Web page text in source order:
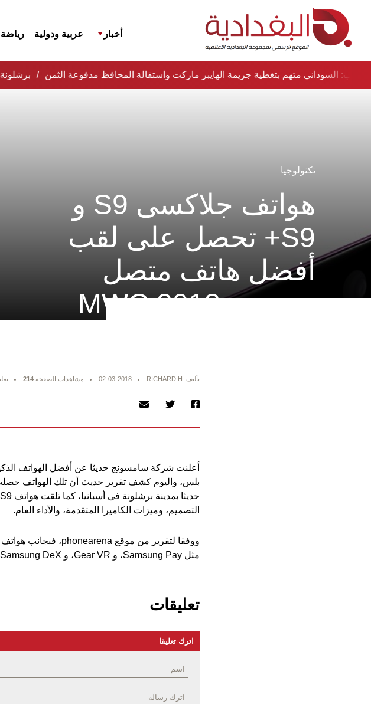
أخبار عربية ودولية رياضة
نواب: السوداني متهم بتغطية جريمة الهايبر ماركت واستقالة المحافظ مدفوعة الثمن
تكنولوجيا
هواتف جلاكسى S9 و
S9+ تحصل على لقب
أفضل هاتف متصل
بمعرض MWC 2018
تأليف: RICHARD H 02-03-2018 مشاهدات الصفحة 214
التصميم، وميزات الكاميرا المتقدمة، والأداء العام.
مثل Samsung Pay، و Gear VR، و Samsung DeX على عدة جوائز مختلفة.
تعليقات
اترك تعليقا